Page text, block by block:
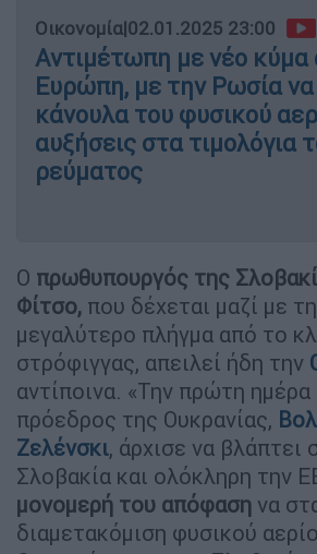
Οικονομία|02.01.2025 23:00
Αντιμέτωπη με νέο κύμα
Ευρώπη, με την Ρωσία να
κάνουλα του φυσικού
αυξήσεις στα τιμολόγια
ρεύματος
Ο πρωθυπουργός της
Φίτσο, που δέχεται μαζί με
μεγαλύτερο πλήγμα από το
στρόφιγγας, απειλεί ήδη την
αντίποινα. «Την πρώτη
πρόεδρος της Ουκρανίας,
Ζελένσκι, άρχισε να βλάπτει
Σλοβακία και ολόκληρη την
μονομερή του απόφαση να
διαμετακόμιση φυσικού